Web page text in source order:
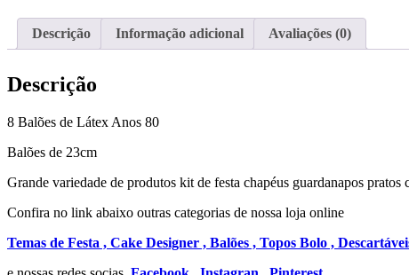
Descrição Informação adicional Avaliações (0)
Descrição
8 Balões de Látex Anos 80
Balões de 23cm
Grande variedade de produtos kit de festa chapéus guardanapos pratos
Confira no link abaixo outras categorias de nossa loja online
Temas de Festa , Cake Designer , Balões , Topos Bolo ,